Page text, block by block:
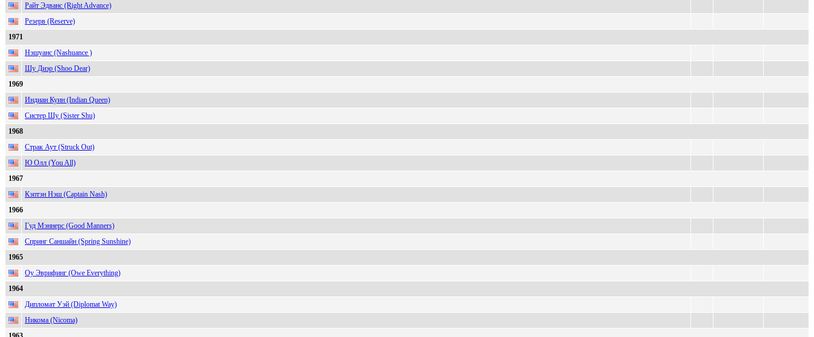
Райт Эдванс (Right Advance)
Резерв (Reserve)
1971
Нэшуанс (Nashuance )
Шу Диэр (Shoo Dear)
1969
Индиан Куин (Indian Queen)
Систер Шу (Sister Shu)
1968
Страк Аут (Struck Out)
Ю Олл (You All)
1967
Кэптэн Нэш (Captain Nash)
1966
Гуд Мэннерс (Good Manners)
Спринг Саншайн (Spring Sunshine)
1965
Оу Эврифинг (Owe Everything)
1964
Дипломат Уэй (Diplomat Way)
Никома (Nicoma)